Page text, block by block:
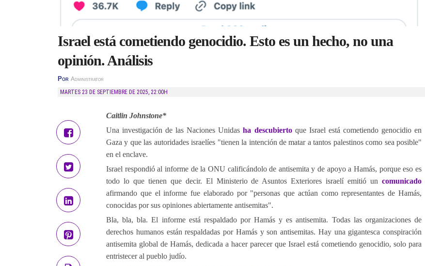
Israel está cometiendo genocidio. Esto es un hecho, no una
opinión. Análisis
Por Administrator
MARTES 23 DE SEPTIEMBRE DE 2025, 22:00H
Caitlin Johnstone*
Una investigación de las Naciones Unidasha descubierto que Israel está cometiendo genocidio en
Gaza y que las autoridades israelíes "tienen la intención de matar a tantos palestinos como sea posible"
en el enclave.
Israel respondió al informe de la ONU calificándolo de antisemita y de apoyo a Hamás, porque eso es
todo lo que tienen que decir. El Ministerio de Asuntos Exteriores israelí emitió un comunicado
afirmando que el informe fue elaborado por "personas que actúan como representantes de Hamás,
conocidas por sus opiniones abiertamente antisemitas".
Bla, bla, bla. El informe está respaldado por Hamás y es antisemita. Todas las organizaciones de
derechos humanos están respaldadas por Hamás y son antisemitas. Hay una gigantesca conspiración
antisemita global de Hamás, dedicada a hacer parecer que Israel está cometiendo genocidio, solo para
entristecer al pueblo judío.